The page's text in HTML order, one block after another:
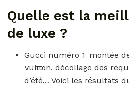
Quelle est la
de luxe ?
Gucci numéro 1, montée
Vuitton, décollage des
d’été… Voici les résultats